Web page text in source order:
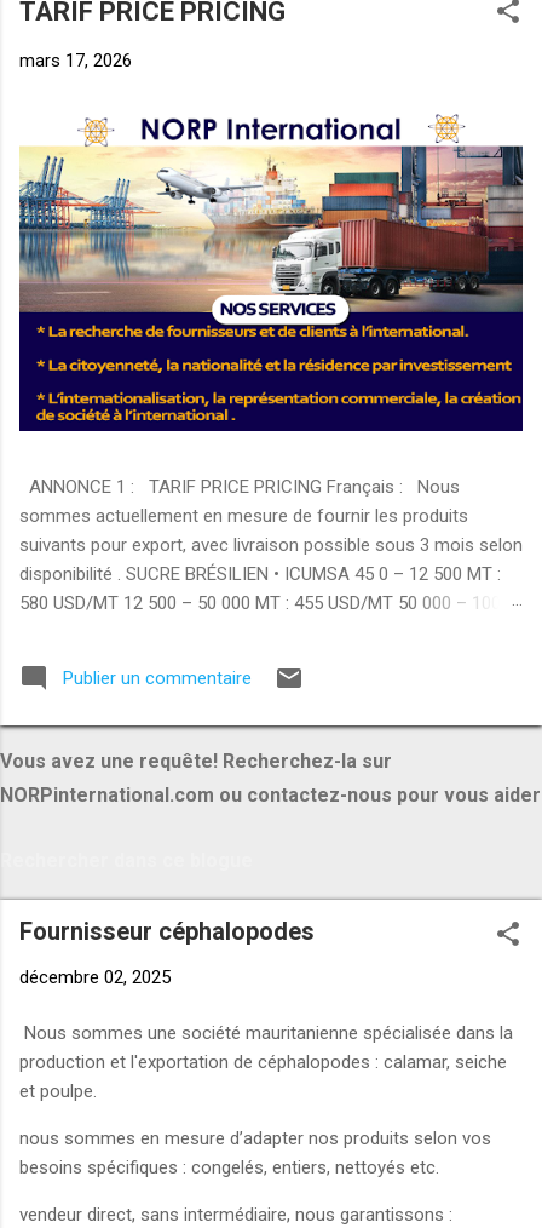
TARIF PRICE PRICING
mars 17, 2026
ANNONCE 1 : TARIF PRICE PRICING Français : Nous
sommes actuellement en mesure de fournir les produits
suivants pour export, avec livraison possible sous 3 mois selon
disponibilité . SUCRE BRÉSILIEN • ICUMSA 45 0 – 12 500 MT :
580 USD/MT 12 500 – 50 000 MT : 455 USD/MT 50 000 – 100
600–1200 0 – 12 500 MT : 535 USD/MT 12 500 – 50 000 MT :
425 USD/MT 50 000 – 100 000 MT : 395 USD/MT +100 000 MT :
USD/MT 12 500 – 50 000 MT : 370 USD/MT • Rice 25% broken 0
– 12 500 MT : 420 USD/MT 12 500 – 50 000 MT : 400 USD/MT •
Rice 5% broken 0 – 12 500 MT : 450 USD/MT 12 500 – 50 000
Brazilian whole chicken : 3000 USD/MT • Pasta : 1420 USD/MT •
Flour : 425 USD/MT • Whole milk powder : 2775 USD/MT
MATÉRIAUX & AUTRES...
Publier un commentaire
Vous avez une requête! Recherchez-la sur
NORPinternational.com ou contactez-nous pour vous aider
Fournisseur céphalopodes
décembre 02, 2025
Nous sommes une société mauritanienne spécialisée dans la
production et l'exportation de céphalopodes : calamar, seiche
et poulpe.
nous sommes en mesure d’adapter nos produits selon vos
besoins spécifiques : congelés, entiers, nettoyés etc.
vendeur direct, sans intermédiaire, nous garantissons :